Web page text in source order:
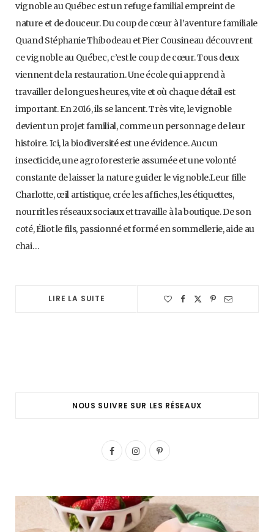
vignoble au Québec est un refuge familial empreint de
nature et de douceur. Du coup de cœur à l’aventure familiale
Quand Stéphanie Thibodeau et Pier Cousineau découvrent
ce vignoble au Québec, c’est le coup de cœur. Tous deux
viennent de la restauration. Une école qui apprend à
travailler de longues heures, vite et où chaque détail est
important. En 2016, ils se lancent. Très vite, le vignoble
devient un projet familial, comme un personnage de leur
histoire. Ici, la biodiversité est une évidence. Aucun
insecticide, une agroforesterie assumée et une volonté
constante de laisser la nature guider le vignoble.Leur fille
Charlotte, œil artistique, crée les affiches, les étiquettes,
nourrit les réseaux sociaux et travaille à la boutique. De son
coté, Éliot le fils, passionné et formé en sommellerie, aide au
chai…
LIRE LA SUITE
NOUS SUIVRE SUR LES RÉSEAUX
F
e
I
t
P
t